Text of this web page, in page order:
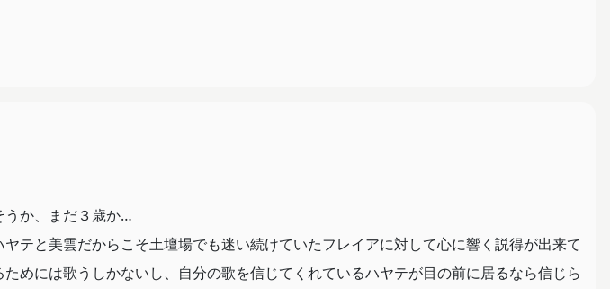
うか、まだ３歳か…
テと美雲だからこそ土壇場でも迷い続けていたフレイアに対して心に響く説得が出来て
めには歌うしかないし、自分の歌を信じてくれているハヤテが目の前に居るなら信じら